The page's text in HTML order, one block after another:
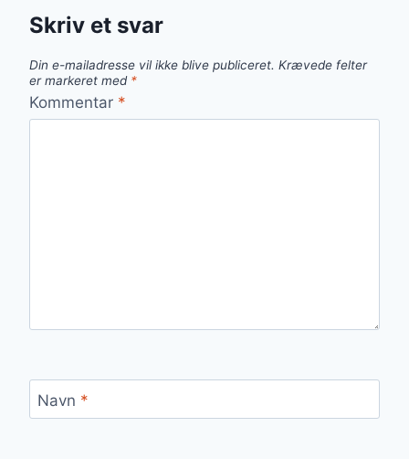
Skriv et svar
Din e-mailadresse vil ikke blive publiceret. Krævede felter
er markeret med *
Kommentar *
Navn *